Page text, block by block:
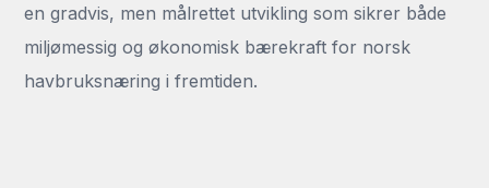
en gradvis, men målrettet utvikling som sikrer både
miljømessig og økonomisk bærekraft for norsk
havbruksnæring i fremtiden.